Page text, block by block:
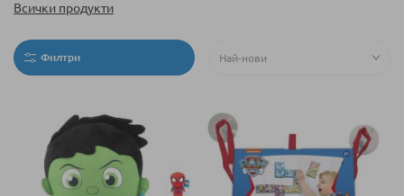
Всички продукти
Филтри